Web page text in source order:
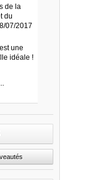
de la
du
07/2017
une
idéale !